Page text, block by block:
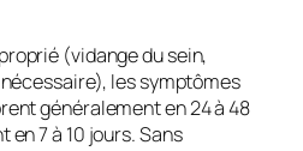
(vidange du sein,
les symptômes
généralement en 24 à 48
7 à 10 jours. Sans